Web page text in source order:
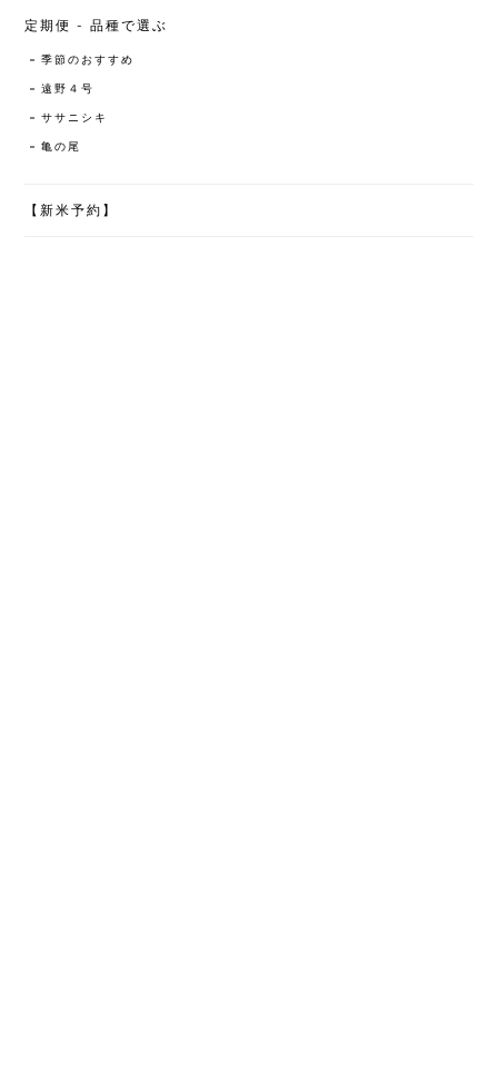
定期便 - 品種で選ぶ
季節のおすすめ
遠野４号
ササニシキ
亀の尾
【新米予約】